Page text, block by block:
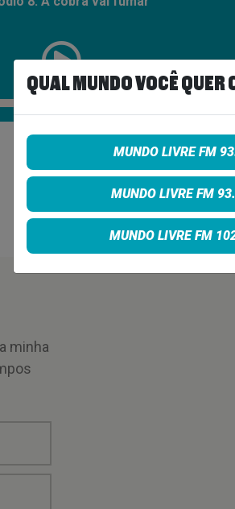
minha
QUAL MUNDO VOCÊ QUER
MUNDO LIVRE FM
MUNDO LIVRE FM
MUNDO LIVRE FM